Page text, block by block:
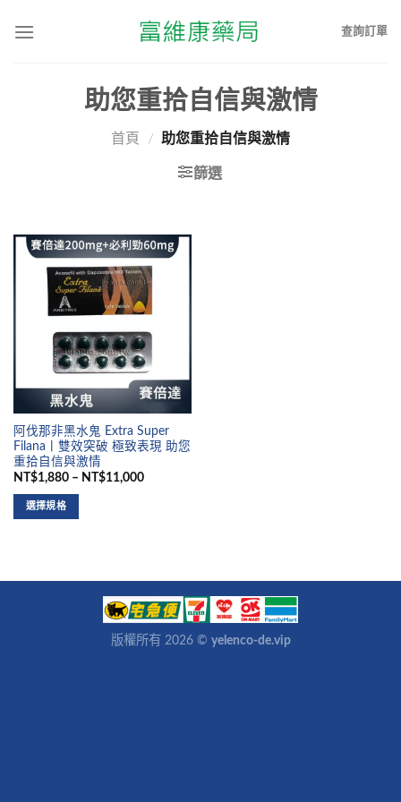
查詢訂單
助您重拾自信與激情
首頁 / 助您重拾自信與激情
篩選
阿伐那非黑水鬼 Extra Super
Filana丨雙效突破 極致表現 助您
重拾自信與激情
NT$1,880 – NT$11,000
選擇規格
版權所有 2026 © yelenco-de.vip